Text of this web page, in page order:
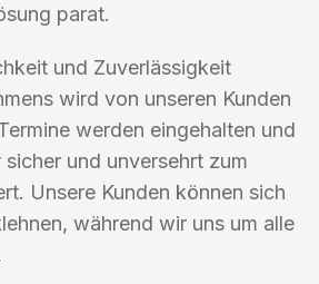
parat.
und Zuverlässigkeit
wird von unseren Kunden
werden eingehalten und
und unversehrt zum
Unsere Kunden können sich
während wir uns um alle